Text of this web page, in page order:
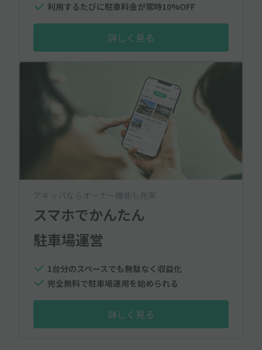
利用するたびに駐車料金が常時10%OFF
詳しく見る
アキッパならオーナー機能も充実
スマホでかんたん
駐車場運営
1台分のスペースでも無駄なく収益化
完全無料で駐車場運用を始められる
詳しく見る